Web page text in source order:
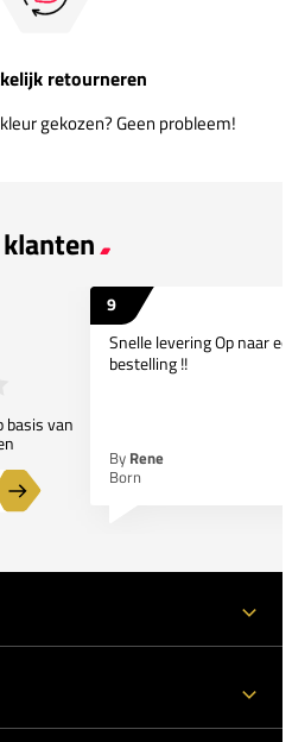
retourneren
gekozen? Geen probleem!
basis van
9
Snelle levering Op naar
bestelling !!
By Rene
Born